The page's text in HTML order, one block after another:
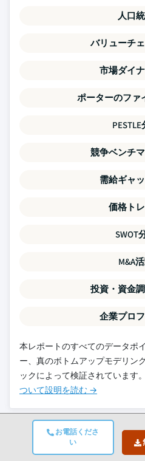
お電話くださ
い
人口
バリューチ
市場ダイ
ポーターのファ
競争ベンチ
需給ギャ
価格ト
SWOT
M&A
投資・資金
企業プロ
本レポートのすべてのデータポ
ー、真のボトムアップモデリン
ックによって検証されています。
ついて設明を読む →
関連レポート